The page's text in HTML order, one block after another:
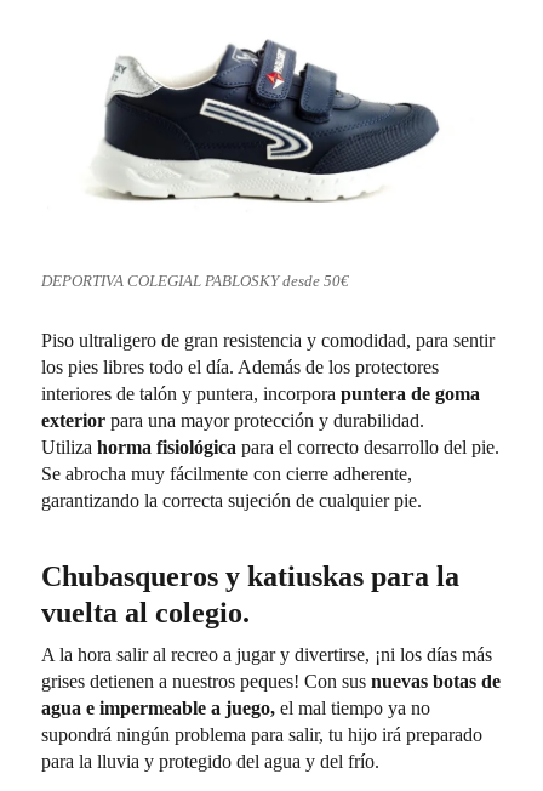
DEPORTIVA COLEGIAL PABLOSKY desde 50€
Piso ultraligero de gran resistencia y comodidad, para sentir
los pies libres todo el día. Además de los protectores
interiores de talón y puntera, incorporapuntera de goma
exterior para una mayor protección y durabilidad.
Utilizahorma fisiológica para el correcto desarrollo del pie.
Se abrocha muy fácilmente con cierre adherente,
garantizando la correcta sujeción de cualquier pie.
Chubasqueros y katiuskas para la
vuelta al colegio.
A la hora salir al recreo a jugar y divertirse, ¡ni los días más
grises detienen a nuestros peques! Con susnuevas botas de
agua e impermeable a juego,el mal tiempo ya no
supondrá ningún problema para salir, tu hijo irá preparado
para la lluvia y protegido del agua y del frío.